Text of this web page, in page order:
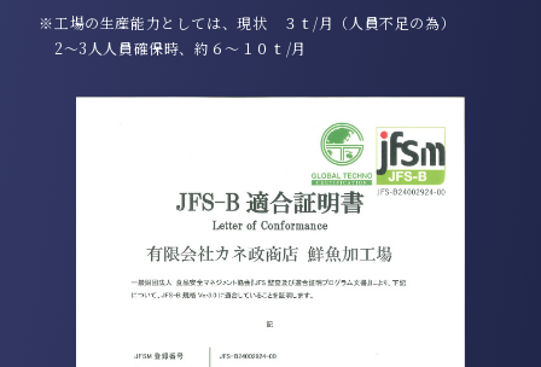
※工場の生産能力としては、現状 ３ｔ/月（人員不足の為）
2～3人人員確保時、約６～１０ｔ/月